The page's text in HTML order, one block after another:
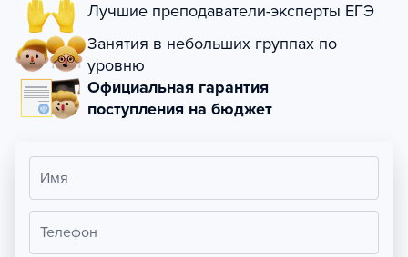
Лучшие преподаватели-эксперты ЕГЭ
Занятия в небольших группах по
уровню
Официальная гарантия
поступления на бюджет
Имя
Телефон